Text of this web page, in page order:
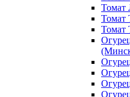
Томат
Томат
Томат